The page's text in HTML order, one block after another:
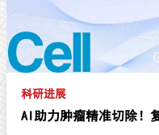
科研进展
AI助力肿瘤精准切除！